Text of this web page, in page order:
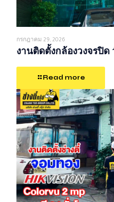
กรกฎาคม 29, 2026
งานติดตั้งกล้องวงจรปิด
Read more